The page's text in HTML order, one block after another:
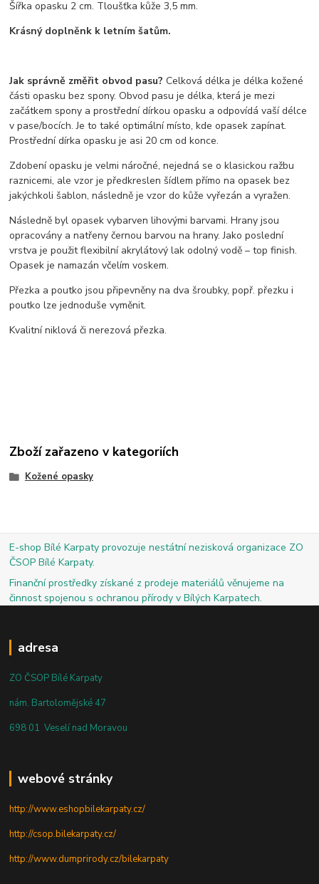
Šířka opasku 2 cm. Tloušťka kůže 3,5 mm.
Krásný doplněnk k letním šatům.
Jak správně změřit obvod pasu?Celková délka je délka kožené
části opasku bez spony. Obvod pasu je délka, která je mezi
začátkem spony a prostřední dírkou opasku a odpovídá vaší délce
v pase/bocích. Je to také optimální místo, kde opasek zapínat.
Prostřední dírka opasku je asi 20 cm od konce.
Zdobení opasku je velmi náročné, nejedná se o klasickou ražbu
raznicemi, ale vzor je předkreslen šídlem přímo na opasek bez
jakýchkoli šablon, následně je vzor do kůže vyřezán a vyražen.
Následně byl opasek vybarven lihovými barvami. Hrany jsou
opracovány a natřeny černou barvou na hrany. Jako poslední
vrstva je použit flexibilní akrylátový lak odolný vodě – top finish.
Opasek je namazán včelím voskem.
Přezka a poutko jsou připevněny na dva šroubky, popř. přezku i
poutko lze jednoduše vyměnit.
Kvalitní niklová či nerezová přezka.
Zboží zařazeno v kategoriích
Kožené opasky
E-shop Bílé Karpaty provozuje nestátní nezisková organizace ZO
ČSOP Bílé Karpaty.
Finanční prostředky získané z prodeje materiálů věnujeme na
činnost spojenou s ochranou přírody v Bílých Karpatech.
adresa
ZO ČSOP Bílé Karpaty
nám. Bartolomějské 47
698 01 Veselí nad Moravou
webové stránky
http://www.eshopbilekarpaty.cz/
http://csop.bilekarpaty.cz/
http://www.dumprirody.cz/bilekarpaty